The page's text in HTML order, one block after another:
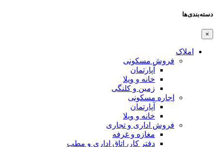
دسته‌بندی‌ها
×
املاک
فروش مسکونی
آپارتمان
خانه و ویلا
زمین و کلنگی
اجاره مسکونی
آپارتمان
خانه و ویلا
فروش اداری و تجاری
مغازه و غرفه
دفتر کار، اتاق اداری و مطب